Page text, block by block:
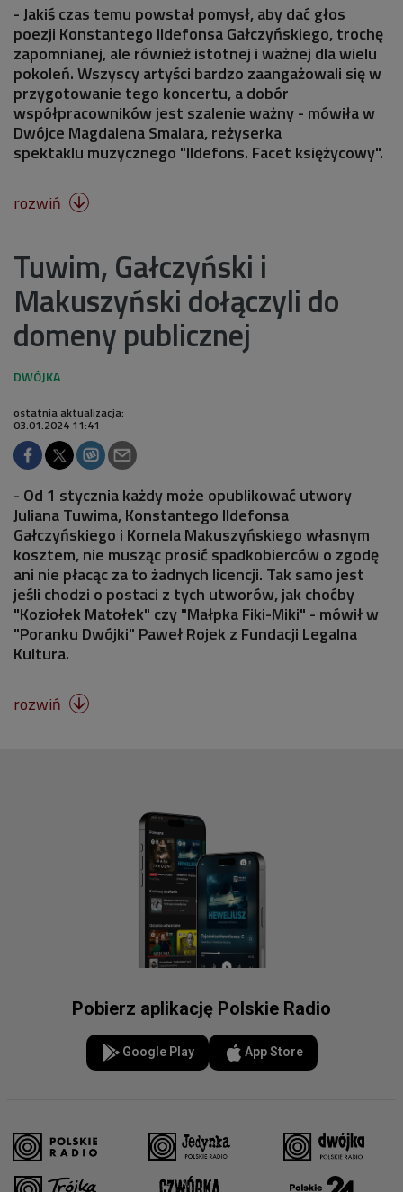
- Jakiś czas temu powstał pomysł, aby dać głos
poezji Konstantego Ildefonsa Gałczyńskiego, trochę
zapomnianej, ale również istotnej i ważnej dla wielu
pokoleń. Wszyscy artyści bardzo zaangażowali się w
przygotowanie tego koncertu, a dobór
współpracowników jest szalenie ważny - mówiła w
Dwójce Magdalena Smalara, reżyserka
spektaklu muzycznego "Ildefons. Facet księżycowy".
rozwiń 
Tuwim, Gałczyński i
Makuszyński dołączyli do
domeny publicznej
ostatnia aktualizacja:
03.01.2024 11:41
- Od 1 stycznia każdy może opublikować utwory
Juliana Tuwima, Konstantego Ildefonsa
Gałczyńskiego i Kornela Makuszyńskiego własnym
kosztem, nie musząc prosić spadkobierców o zgodę
ani nie płacąc za to żadnych licencji. Tak samo jest
jeśli chodzi o postaci z tych utworów, jak choćby
"Koziołek Matołek" czy "Małpka Fiki-Miki" - mówił w
"Poranku Dwójki" Paweł Rojek z Fundacji Legalna
Kultura.
rozwiń 
Pobierz aplikację Polskie Radio
Google Play App Store